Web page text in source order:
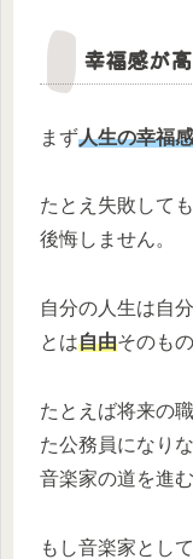
幸福感が
まず人生の幸福
たとえ失敗して
後悔しません。
自分の人生は自
とは自由そのも
たとえば将来の
た公務員になり
音楽家の道を進
もし音楽家とし